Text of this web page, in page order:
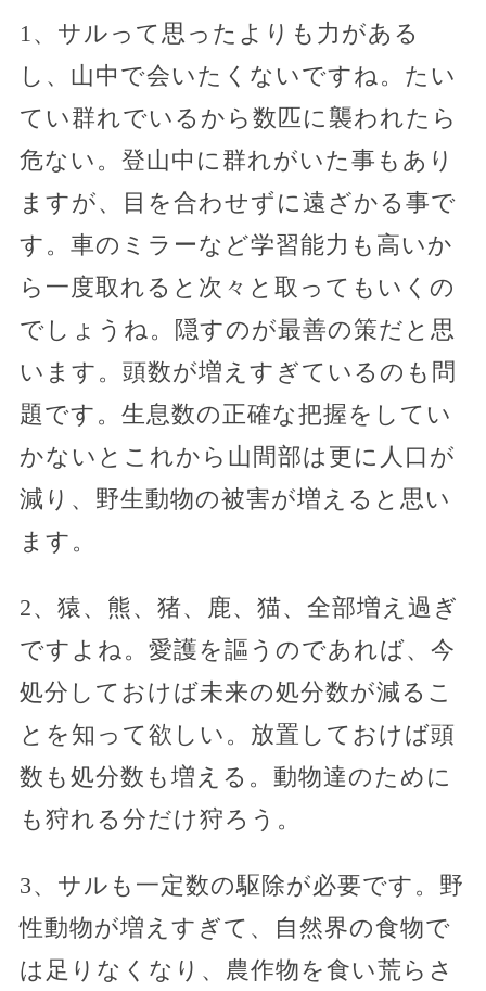
1、サルって思ったよりも力がある
し、山中で会いたくないですね。たい
てい群れでいるから数匹に襲われたら
危ない。登山中に群れがいた事もあり
ますが、目を合わせずに遠ざかる事で
す。車のミラーなど学習能力も高いか
ら一度取れると次々と取ってもいくの
でしょうね。隠すのが最善の策だと思
います。頭数が増えすぎているのも問
題です。生息数の正確な把握をしてい
かないとこれから山間部は更に人口が
減り、野生動物の被害が増えると思い
ます。
2、猿、熊、猪、鹿、猫、全部増え過ぎ
ですよね。愛護を謳うのであれば、今
処分しておけば未来の処分数が減るこ
とを知って欲しい。放置しておけば頭
数も処分数も増える。動物達のために
も狩れる分だけ狩ろう。
3、サルも一定数の駆除が必要です。野
性動物が増えすぎて、自然界の食物で
は足りなくなり、農作物を食い荒らさ